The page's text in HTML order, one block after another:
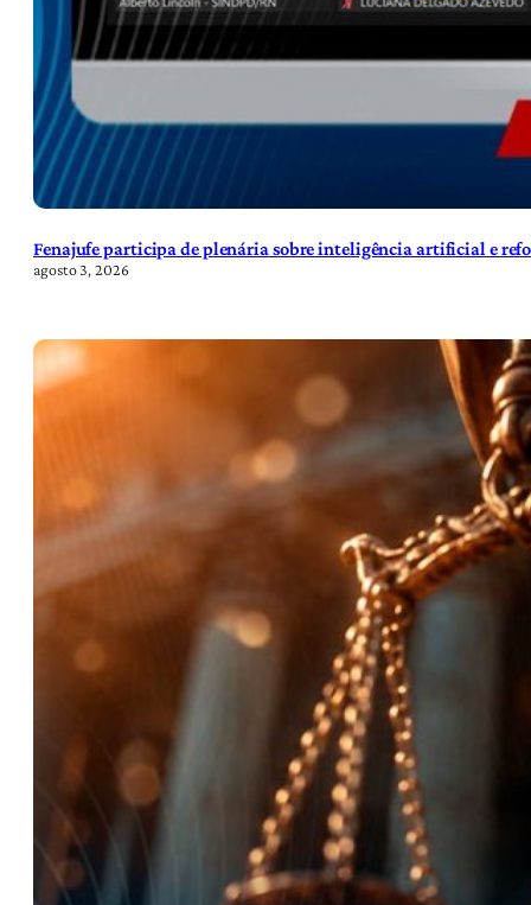
Fenajufe participa de plenária sobre inteligência artificial e
agosto 3, 2026